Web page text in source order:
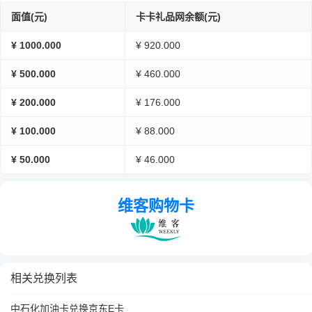
面值(元) 卡卡礼品网余额(元)
¥ 1000.000 ¥ 920.000
¥ 500.000 ¥ 460.000
¥ 200.000 ¥ 176.000
¥ 100.000 ¥ 88.000
¥ 50.000 ¥ 46.000
维客购物卡
相关兑换列表
中石化加油卡兑换京东E卡